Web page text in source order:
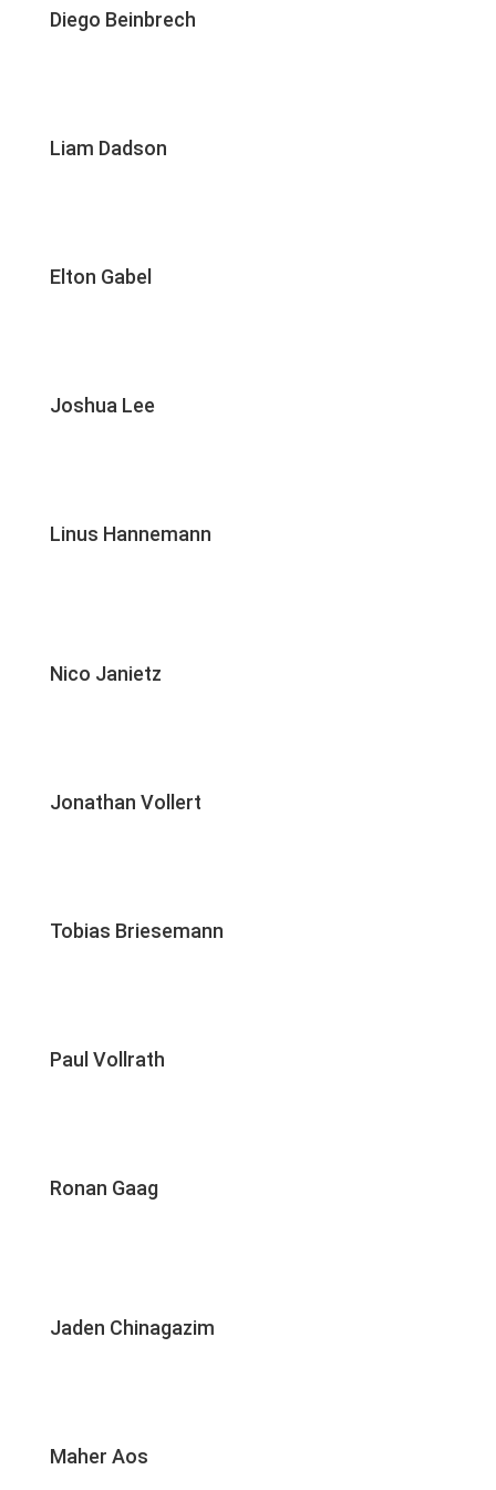
Diego Beinbrech
Liam Dadson
Elton Gabel
Joshua Lee
Linus Hannemann
Nico Janietz
Jonathan Vollert
Tobias Briesemann
Paul Vollrath
Ronan Gaag
Jaden Chinagazim
Maher Aos